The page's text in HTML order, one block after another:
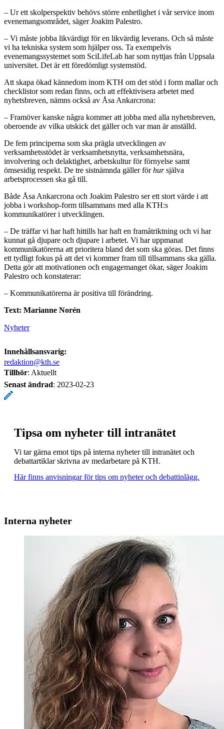
– Ur ett skolperspektiv behövs större enhetlighet i vår service inom
evenemangsområdet, säger Joakim Palestro.
– Vi måste jobba likvärdigt för en likvärdig leverans. Och så måste
vi ha tekniska system som hjälper oss. Ta exempelvis
evenemangssystemet som SciLifeLab har som nyttjas från Uppsala
universitet. Det är ett föredömligt systemstöd.
Att skapa ökad kännedom inom KTH om det stöd i form mallar och
checklistor som redan finns, och att effektivisera arbetet med
nyhetsbreven, nämns också av Åsa Ankarcrona:
– Framöver kanske några kommer att jobba med alla nyhetsbreven,
oberoende av vilka utskick det gäller och var man är anställd.
De fem principerna som ska prägla utvecklingen av
verksamhetsstödet är verksamhetsnytta, verksamhetsnära,
involvering och delaktighet, arbetskultur för förnyelse samt
ömsesidig respekt. De tre sistnämnda gäller förhursjälva
arbetsprocessen ska gå till.
Både Åsa Ankarcrona och Joakim Palestro ser ett stort värde i att
jobba i workshop-form tillsammans med alla KTH:s
kommunikatörer i utvecklingen.
– De träffar vi har haft hittills har haft en framåtriktning och vi har
kunnat gå djupare och djupare i arbetet. Vi har uppmanat
kommunikatörerna att prioritera bland det som ska göras. Det finns
ett tydligt fokus på att det vi kommer fram till tillsammans ska gälla.
Detta gör att motivationen och engagemanget ökar, säger Joakim
Palestro och konstaterar:
– Kommunikatörerna är positiva till förändring.
Text: Marianne Norén
Nyheter
Innehållsansvarig:
redaktion@kth.se
Tillhör: Aktuellt
Senast ändrad: 2023-02-23
Tipsa om nyheter till intranätet
Vi tar gärna emot tips på interna nyheter till intranätet och
debattartiklar skrivna av medarbetare på KTH.
Här finns anvisningar för tips om nyheter och debattinlägg.
Interna nyheter